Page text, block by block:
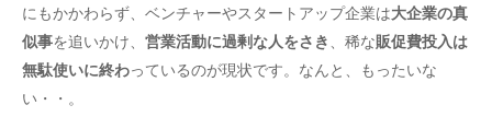
にもかかわらず、ベンチャーやスタートアップ企業は大企業の真
似事を追いかけ、 営業活動に過剰な人をさき、稀な販促費投入は
無駄使いに終わっているのが現状です。 なんと、もったいな
い・・。